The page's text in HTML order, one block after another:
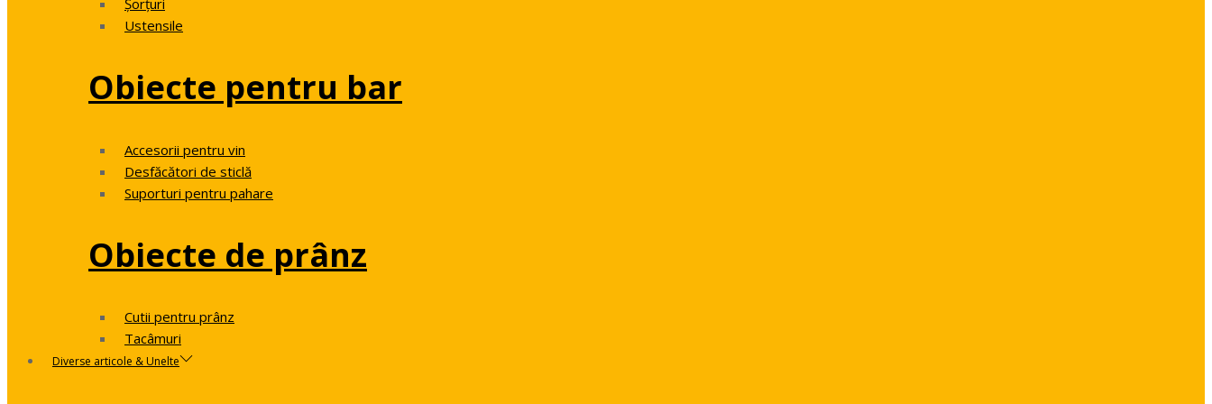
Ustensile
Obiecte pentru bar
Accesorii pentru vin
Desfăcători de sticlă
Suporturi pentru pahare
Obiecte de prânz
Cutii pentru prânz
Tacâmuri
Diverse articole & Unelte